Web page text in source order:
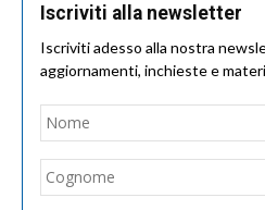
Iscriviti alla newsletter
Iscriviti adesso alla nostra
aggiornamenti, inchieste e
Nome